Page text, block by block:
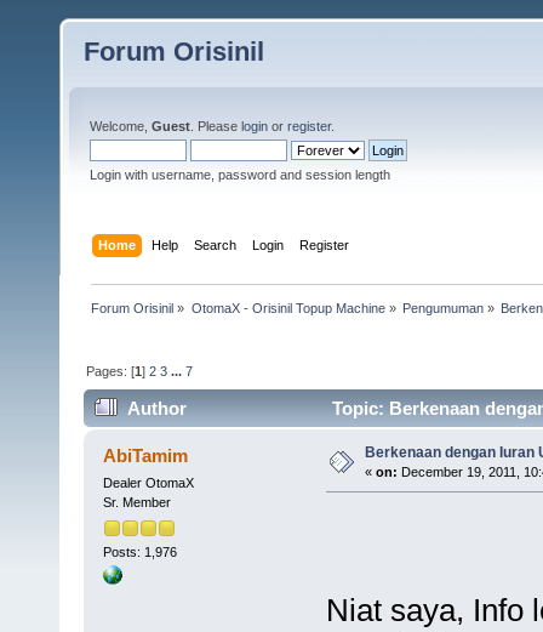
Forum Orisinil
Welcome, Guest . Please login or register.
Login with username, password and session length
Home Help Search Login Register
Forum Orisinil » OtomaX - Orisinil Topup Machine» Pengumuman»
Pages: [1]2 3 ...7
Author Topic: Berkenaan
AbiTamim
Dealer OtomaX
Sr. Member
Posts: 1,976
Berkenaan dengan Iuran
« on: December 19, 2011,
Niat saya, Info